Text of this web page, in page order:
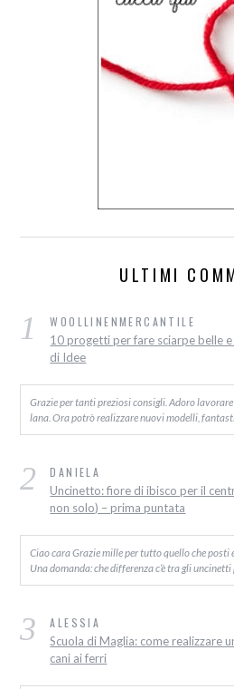
ULTIMI
1 WOOLLINENMERCANTILE
10 progetti per fare sciarpe belle e
di Idee
Grazie per tanti preziosi consigli. Adoro
lana. Ora potrò realizzare nuovi modelli,
2 DANIELA
Uncinetto: fiore di ibisco per il
non solo) – prima puntata
Ciao cara Grazie mille per tutto quello che posti
Una domanda: che differenza c’è tra gli uncinetti
3 ALESSIA
Scuola di Maglia: come realizzare
cani ai ferri